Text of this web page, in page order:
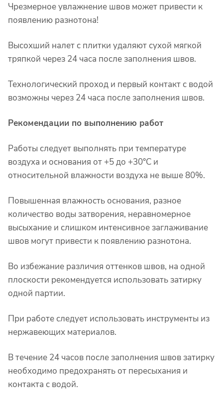
Чрезмерное увлажнение швов может привести к
появлению разнотона!
Высохший налет с плитки удаляют сухой мягкой
тряпкой через 24 часа после заполнения швов.
Технологический проход и первый контакт с водой
возможны через 24 часа после заполнения швов.
Рекомендации по выполнению работ
Работы следует выполнять при температуре
воздуха и основания от +5 до +30°C и
относительной влажности воздуха не выше 80%.
Повышенная влажность основания, разное
количество воды затворения, неравномерное
высыхание и слишком интенсивное заглаживание
швов могут привести к появлению разнотона.
Во избежание различия оттенков швов, на одной
плоскости рекомендуется использовать затирку
одной партии.
При работе следует использовать инструменты из
нержавеющих материалов.
В течение 24 часов после заполнения швов затирку
необходимо предохранять от пересыхания и
контакта с водой.